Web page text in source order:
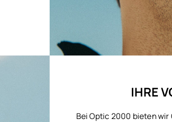
IHRE
Bei Optic 2000 bieten